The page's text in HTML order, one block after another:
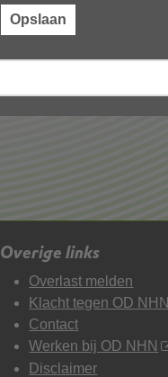
Opslaan
Overige links
Overlast melden
Klacht tegen OD NHN
Contact
Werken bij OD NHN
Disclaimer